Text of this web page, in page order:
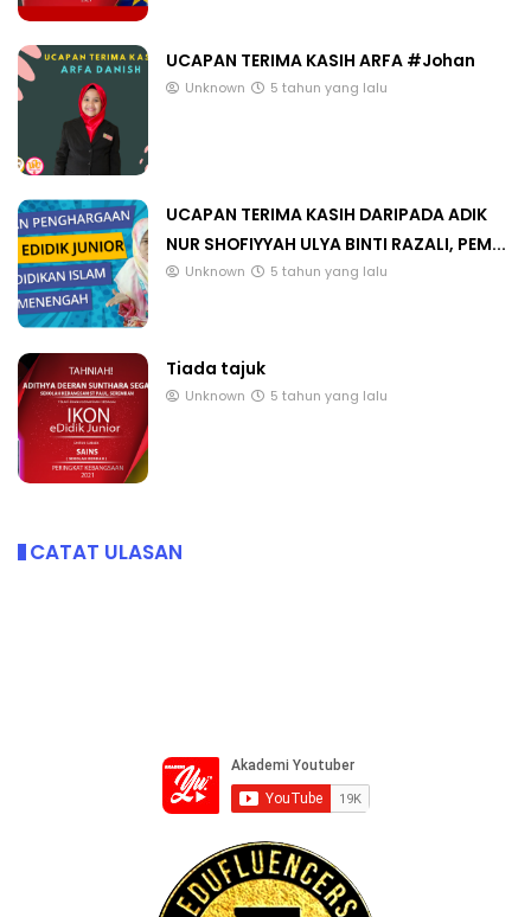
UCAPAN TERIMA KASIH ARFA #Johan
Unknown 5 tahun yang lalu
UCAPAN TERIMA KASIH DARIPADA ADIK
NUR SHOFIYYAH ULYA BINTI RAZALI, PEM...
Unknown 5 tahun yang lalu
Tiada tajuk
Unknown 5 tahun yang lalu
CATAT ULASAN